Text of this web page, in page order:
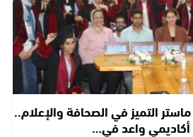
التميز في الصحافة والإعلام..
واعد في…